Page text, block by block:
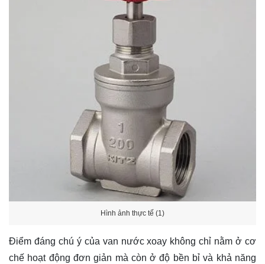
Hình ảnh thực tế (1)
Điểm đáng chú ý của van nước xoay không chỉ nằm ở cơ
chế hoạt động đơn giản mà còn ở độ bền bỉ và khả năng